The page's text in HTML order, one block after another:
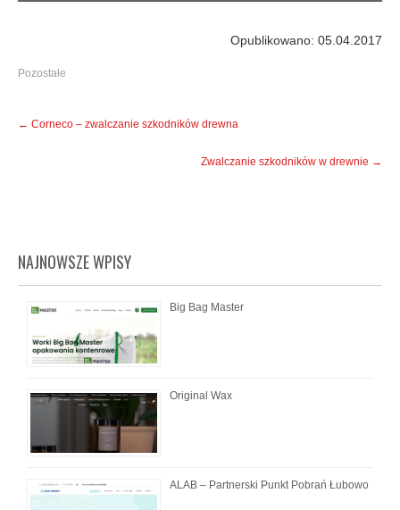
Opublikowano: 05.04.2017
Pozostałe
← Corneco – zwalczanie szkodników drewna
Zwalczanie szkodników w drewnie →
NAJNOWSZE WPISY
Big Bag Master
Original Wax
ALAB – Partnerski Punkt Pobrań Łubowo